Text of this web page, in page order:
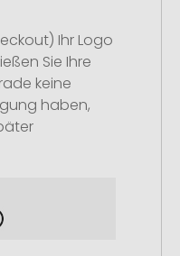
Ihr Logo
Sie Ihre
keine
haben,